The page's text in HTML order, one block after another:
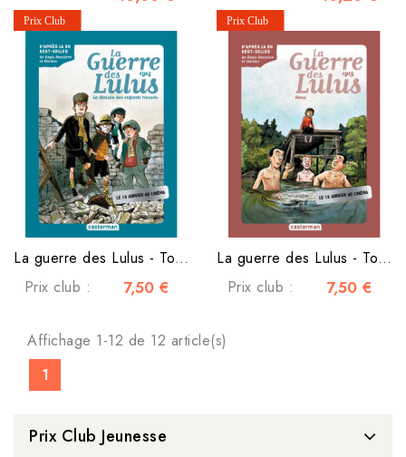
La guerre des Lulus - Tome 1 - 1914
Prix club :
7,50 €
La guerre des Lulus - Tome 2 - 1915
Prix club :
7,50 €
Affichage 1-12 de 12 article(s)
1
Prix Club Jeunesse